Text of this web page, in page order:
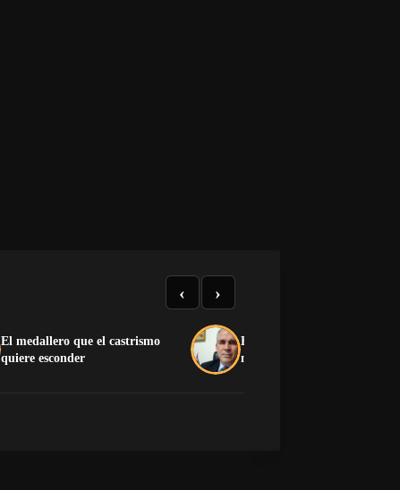
El medallero que el castrismo
quiere esconder
El pedido desesperado de un
muerto
‹ ›